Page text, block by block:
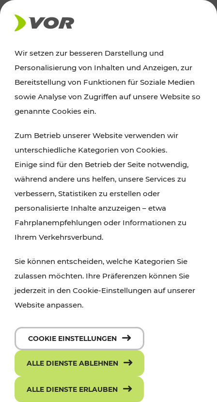
UNTERNEHMEN
Presse
Herzlich willkommen im Pressebereich des VOR.
alle weiteren medienrelevanten Informationen. Bei
Fragen stehen wir Ihnen jederzeit auch persönlich
zur Verfügung.
ZU DEN MEDIENKONTAKTEN
ZUM BILDARCHIV
Wir setzen zur besseren Darstellung und
Personalisierung von Inhalten und Anzeigen, zur
Bereitstellung von Funktionen für Soziale Medien
sowie Analyse von Zugriffen auf unsere Website so
genannte Cookies ein.
Zum Betrieb unserer Website verwenden wir
unterschiedliche Kategorien von Cookies.
Einige sind für den Betrieb der Seite notwendig,
während andere uns helfen, unsere Services zu
verbessern, Statistiken zu erstellen oder
personalisierte Inhalte anzuzeigen – etwa
Fahrplanempfehlungen oder Informationen zu
Ihrem Verkehrsverbund.
Sie können entscheiden, welche Kategorien Sie
zulassen möchten. Ihre Präferenzen können Sie
jederzeit in den Cookie-Einstellungen auf unserer
Website anpassen.
COOKIE EINSTELLUNGEN
ALLE DIENSTE ABLEHNEN
ALLE DIENSTE ERLAUBEN